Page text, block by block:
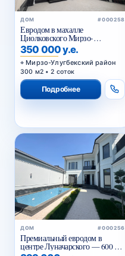
ДОМ #000258
Евродом в махалле
Циолковского Мирзо-
Улугбекский район
350 000 у.е.
Мирзо-Улугбекский район
300 м2 • 2 соток
Подробнее
ДОМ #000256
Премиальный евродом в
центре Луначарского — 600 м²,